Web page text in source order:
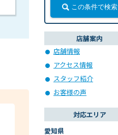
この条件で検索
店舗案内
店舗情報
アクセス情報
スタッフ紹介
お客様の声
対応エリア
愛知県